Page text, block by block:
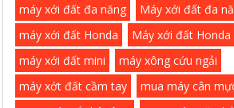
máy xới đất đa năng
Máy xới đất đa
máy xới đất Honda
Máy xới đất Honda
máy xới đất mini
máy xông cứu ngải
máy xớt đất cầm tay
mua máy cân